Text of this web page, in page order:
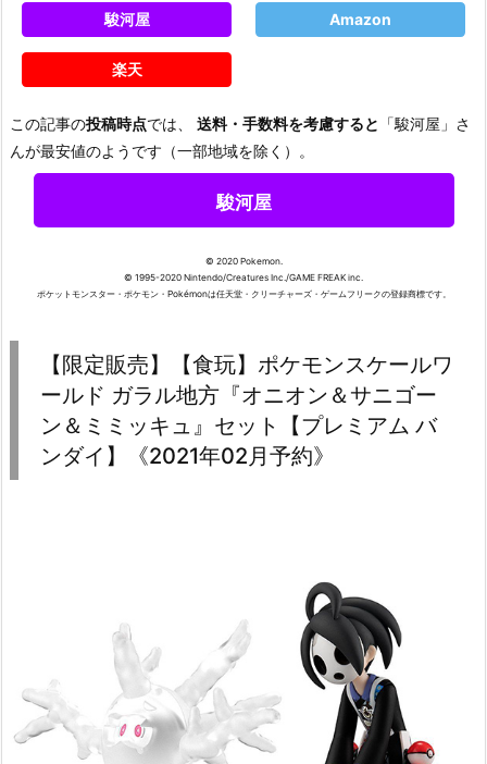
駿河屋 Amazon
楽天
この記事の投稿時点では、 送料・手数料を考慮すると 「駿河屋」さ
んが最安値のようです（一部地域を除く）。
駿河屋
© 2020 Pokemon.
© 1995-2020 Nintendo/Creatures Inc./GAME FREAK inc.
ポケットモンスター・ポケモン・Pokémonは任天堂・クリーチャーズ・ゲームフリークの登録商標です。
【限定販売】【食玩】ポケモンスケールワ
ールド ガラル地方『オニオン＆サニゴー
ン＆ミミッキュ』セット【プレミアム バ
ンダイ】《2021年02月予約》